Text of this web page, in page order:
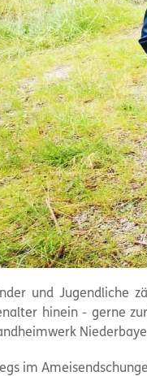
und Jugendliche
hinein - gerne
im